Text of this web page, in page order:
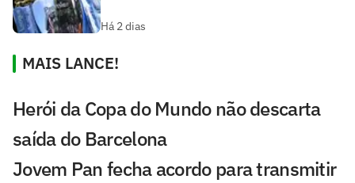
Há 2 dias
MAIS LANCE!
Herói da Copa do Mundo não descarta
saída do Barcelona
Jovem Pan fecha acordo para transmitir